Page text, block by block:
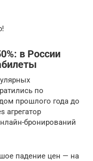
в России
по
прошлого года до
агрегатор
бронирований
падение цен — на